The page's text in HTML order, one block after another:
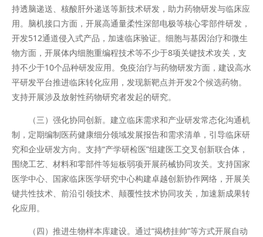
持透脑递送、核酸肝外递送等新技术研发，助力药物研发与临床应
用。脑机接口方面，开展高通量柔性深部电极等核心零部件研发，
开发512通道侵入式产品，加速临床验证。细胞与基因治疗和微生
物方面，开展体内细胞重编程技术等不少于8项关键技术攻关，支
持不少于10个品种研发应用。免疫治疗与药物研发方面，建设高水
平研发平台推进临床转化应用，发现新靶点并开发2个候选药物。
支持开展涉及放射性药物研究者发起的研究。
（三）强化协同创新。建立临床需求和产业研发常态化沟通机
制，定期编制医药健康细分领域发展报告和需求清单，引导临床研
究和企业研发方向。支持“产学研检医”组建医工交叉创新联合体，
围绕工艺、材料和零部件等短板弱项开展药械协同攻关。支持国家
医学中心、国家临床医学研究中心构建卓越创新协作网络，开展关
键共性技术、前沿引领技术、颠覆性技术协同攻关，加速新成果转
化应用。
（四）推进生物样本库建设。通过“揭榜挂帅”等方式开展自动